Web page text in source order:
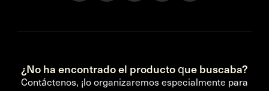
¿No ha encontrado el producto que buscaba?
Contáctenos, ¡lo organizaremos especialmente para